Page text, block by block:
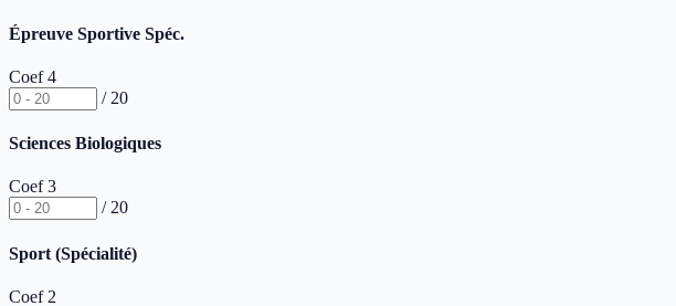
Épreuve Sportive Spéc.
Coef 4
/ 20
Sciences Biologiques
Coef 3
/ 20
Sport (Spécialité)
Coef 2